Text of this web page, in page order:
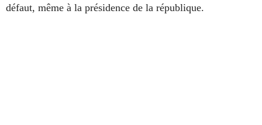
défaut, même à la présidence de la république.